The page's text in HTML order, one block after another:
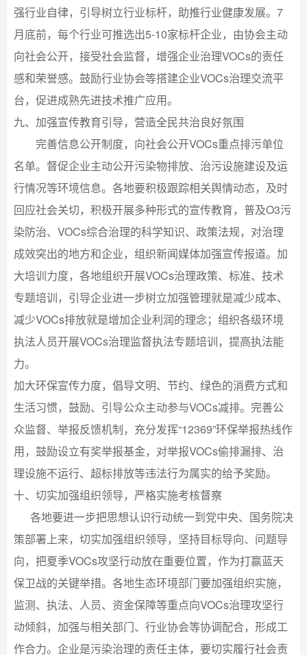
强行业自律，引导树立行业标杆，助推行业健康发展。7
月底前，每个行业可推选出5-10家标杆企业，由协会主动
向社会公开，接受社会监督，增强企业治理VOCs的责任
感和荣誉感。鼓励行业协会等搭建企业VOCs治理交流平
台，促进成熟先进技术推广应用。
九、加强宣传教育引导，营造全民共治良好氛围
完善信息公开制度，向社会公开VOCs重点排污单位
名单。督促企业主动公开污染物排放、治污设施建设及运
行情况等环境信息。各地要积极跟踪相关舆情动态，及时
回应社会关切，积极开展多种形式的宣传教育，普及O3污
染防治、VOCs综合治理的科学知识、政策法规，对治理
成效突出的地方和企业，组织新闻媒体加强宣传报道。加
大培训力度，各地组织开展VOCs治理政策、标准、技术
专题培训，引导企业进一步树立加强管理就是减少成本、
减少VOCs排放就是增加企业利润的理念；组织各级环境
执法人员开展VOCs治理监督执法专题培训，提高执法能
力。
加大环保宣传力度，倡导文明、节约、绿色的消费方式和
生活习惯，鼓励、引导公众主动参与VOCs减排。完善公
众监督、举报反馈机制，充分发挥“12369”环保举报热线作
用，鼓励设立有奖举报基金，对举报VOCs偷排漏排、治
理设施不运行、超标排放等违法行为属实的给予奖励。
十、切实加强组织领导，严格实施考核督察
各地要进一步把思想认识行动统一到党中央、国务院决
策部署上来，切实加强组织领导，坚持目标导向、问题导
向，把夏季VOCs攻坚行动放在重要位置，作为打赢蓝天
保卫战的关键举措。各地生态环境部门要加强组织实施，
监测、执法、人员、资金保障等重点向VOCs治理攻坚行
动倾斜，加强与相关部门、行业协会等协调配合，形成工
作合力。企业是污染治理的责任主体，要切实履行社会责